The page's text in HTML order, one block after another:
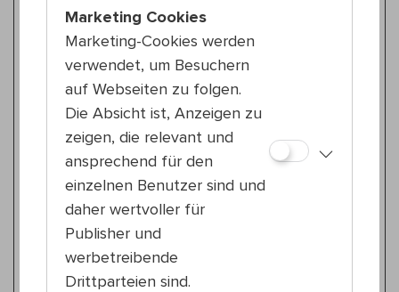
Bierfest
Thomas Thalhammer & Hannes Moser
ALLES SCHWINDEL. Houdini Edition
Zeitgenössischer Zirkus
18:30 — 19:30
20., Nordwestbahnhof
Duo Clara & Lisa
Circle Back & Stick To Me
Kinderprogramm
10:30 — 11:30
Marketing Cookies
Marketing-Cookies werden
verwendet, um Besuchern
auf Webseiten zu folgen.
Die Absicht ist, Anzeigen zu
zeigen, die relevant und
ansprechend für den
einzelnen Benutzer sind und
daher wertvoller für
Publisher und
werbetreibende
Drittparteien sind.